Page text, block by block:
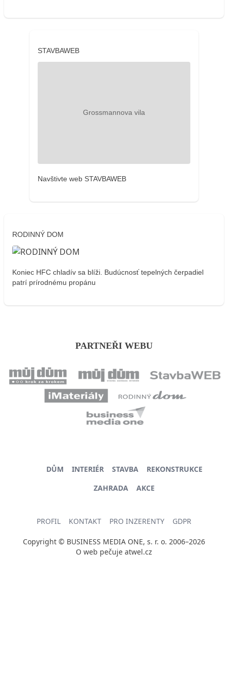
STAVBAWEB
Navštivte web STAVBAWEB
RODINNÝ DOM
Koniec HFC chladív sa blíži. Budúcnosť tepelných čerpadiel
patrí prírodnému propánu
PARTNEŘI WEBU
DŮM INTERIÉR STAVBA
REKONSTRUKCE
ZAHRADA
AKCE
PROFIL KONTAKT PRO INZERENTY GDPR
Copyright © BUSINESS MEDIA ONE, s. r. o. 2006–2026